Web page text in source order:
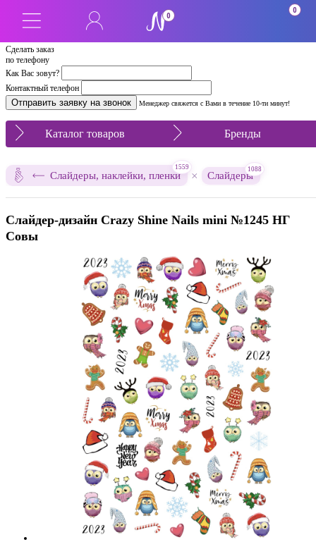
Сделать заказ
по телефону
Как Вас зовут?
Контактный телефон
Менеджер свяжется с Вами в течение 10-ти минут!
0
0
Каталог товаров Бренды
Слайдеры, наклейки, пленки
1559
× Слайдеры
1088
Слайдер-дизайн Crazy Shine Nails mini №1245 НГ
Совы